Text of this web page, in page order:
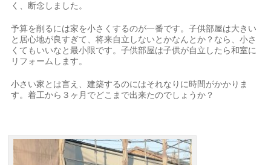
く、断念しました。
予算を削るには家を小さくするのが一番です。子供部屋は大きい
と居心地が良すぎて、将来自立しないとかなんとか？なら、小さ
くてもいいなと最小限です。子供部屋は子供が自立したら和室に
リフォームします。
小さい家とは言え、建築するのにはそれなりに時間がかかりま
す。着工から３ヶ月でどこまで出来たのでしょうか？